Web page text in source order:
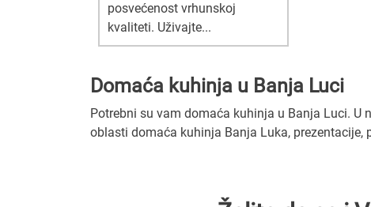
posvećenost vrhunskoj
kvaliteti. Uživajte...
Domaća kuhinja u Banja Luci
Potrebni su vam domaća kuhinja u Banja Luci.
oblasti domaća kuhinja Banja Luka, prezentacije,